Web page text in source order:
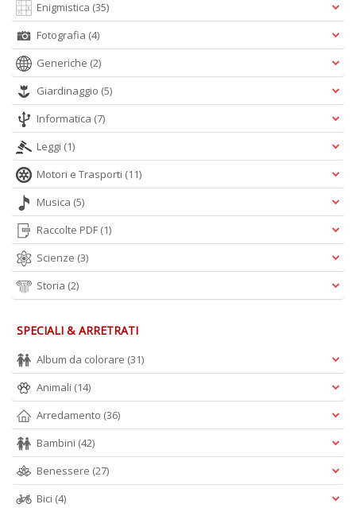
Enigmistica (35)
Fotografia (4)
Generiche (2)
Giardinaggio (5)
Informatica (7)
Leggi (1)
Motori e Trasporti (11)
Musica (5)
Raccolte PDF (1)
Scienze (3)
Storia (2)
SPECIALI & ARRETRATI
Album da colorare (31)
Animali (14)
Arredamento (36)
Bambini (42)
Benessere (27)
Bici (4)